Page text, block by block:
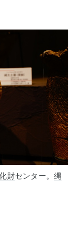
財センター。 縄